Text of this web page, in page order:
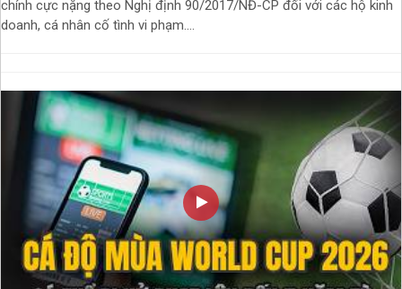
chính cực nặng theo Nghị định 90/2017/NĐ-CP đối với các hộ kinh
doanh, cá nhân cố tình vi phạm....